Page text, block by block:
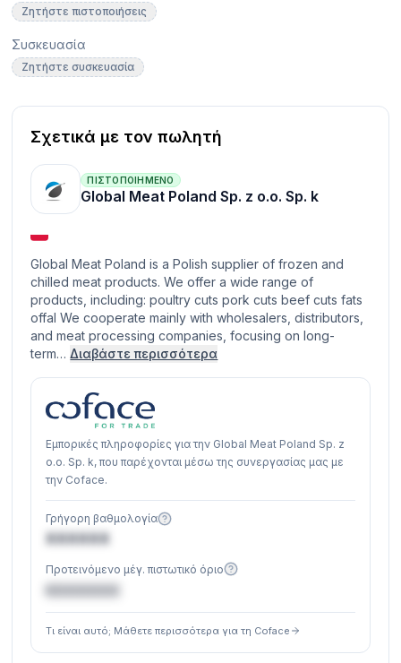
Ζητήστε πιστοποιήσεις
Συσκευασία
Ζητήστε συσκευασία
Σχετικά με τον πωλητή
ΠΙΣΤΟΠΟΙΗΜΈΝΟ
Global Meat Poland Sp. z o.o. Sp. k
Global Meat Poland is a Polish supplier of frozen and
chilled meat products. We offer a wide range of
products, including: poultry cuts pork cuts beef cuts fats
offal We cooperate mainly with wholesalers, distributors,
and meat processing companies, focusing on long-
term…Διαβάστε περισσότερα
Εμπορικές πληροφορίες για την Global Meat Poland Sp. z
o.o. Sp. k, που παρέχονται μέσω της συνεργασίας μας με
την Coface.
Γρήγορη βαθμολογία
XXXXXX
Προτεινόμενο μέγ. πιστωτικό όριο
Τι είναι αυτό; Μάθετε περισσότερα για τη Coface